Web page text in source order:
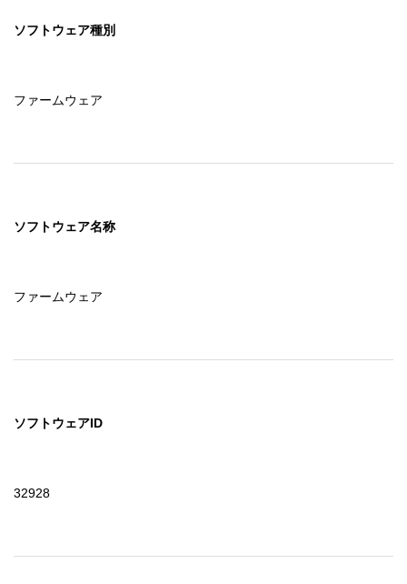
セイコーエプソン株式会社に帰属します。
ソフトウェア種別
ファームウェア
ソフトウェア名称
ファームウェア
ソフトウェアID
32928